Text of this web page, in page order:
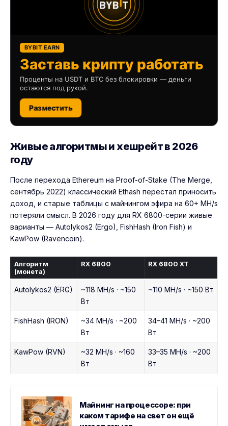
BYBIT EARN
Заставь крипту работать
Проценты на USDT и BTC без блокировки — деньги
остаются под рукой.
Разместить
Живые алгоритмы и хешрейт в 2026
году
После перехода Ethereum на Proof-of-Stake (The Merge,
сентябрь 2022) классический Ethash перестал приносить
доход, и старые таблицы с майнингом эфира на 60+ MH/s
потеряли смысл. В 2026 году для RX 6800-серии живые
варианты — Autolykos2 (Ergo), FishHash (Iron Fish) и
KawPow (Ravencoin).
Алгоритм
(монета)
RX 6800 RX 6800 XT
Autolykos2 (ERG)
~118 MH/s · ~150
Вт
~110 MH/s · ~150 Вт
FishHash (IRON)
~34 MH/s · ~200
Вт
34–41 MH/s · ~200
Вт
KawPow (RVN)
~32 MH/s · ~160
Вт
33–35 MH/s · ~200
Вт
Майнинг на процессоре: при
каком тарифе на свет он ещё